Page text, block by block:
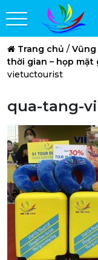
Trang chủ / Vũng
thời gian – họp mặt
vietuctourist
qua-tang-